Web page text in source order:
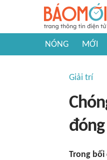
NÓNG MỚI
Giải trí
Trong